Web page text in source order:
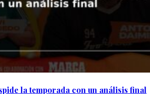
la temporada con un análisis final